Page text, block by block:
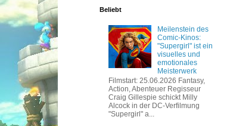
Beliebt
Meilenstein des
Comic-Kinos:
"Supergirl" ist ein
visuelles und
emotionales
Meisterwerk
Filmstart: 25.06.2026 Fantasy,
Action, Abenteuer Regisseur
Craig Gillespie schickt Milly
Alcock in der DC-Verfilmung
"Supergirl" a...